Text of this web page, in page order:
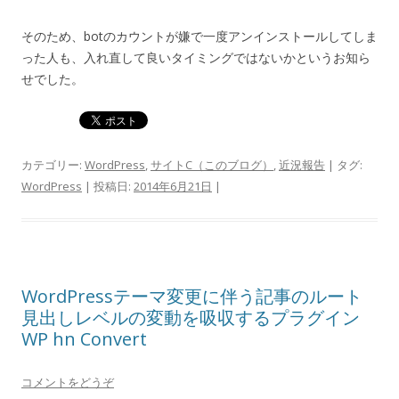
そのため、botのカウントが嫌で一度アンインストールしてしま
った人も、入れ直して良いタイミングではないかというお知ら
せでした。
カテゴリー: WordPress,サイトC（このブログ） ,近況報告 | タグ:
WordPress | 投稿日: 2014年6月21日 |
WordPressテーマ変更に伴う記事のルート
見出しレベルの変動を吸収するプラグイン
WP hn Convert
コメントをどうぞ